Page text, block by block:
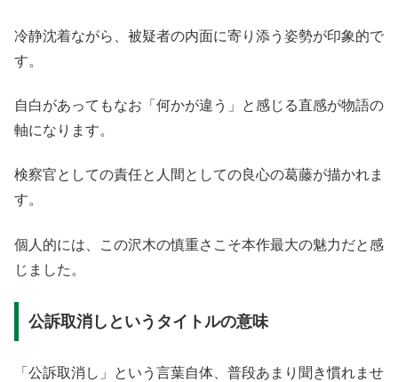
冷静沈着ながら、被疑者の内面に寄り添う姿勢が印象的で
す。
自白があってもなお「何かが違う」と感じる直感が物語の
軸になります。
検察官としての責任と人間としての良心の葛藤が描かれま
す。
個人的には、この沢木の慎重さこそ本作最大の魅力だと感
じました。
公訴取消しというタイトルの意味
「公訴取消し」という言葉自体、普段あまり聞き慣れませ